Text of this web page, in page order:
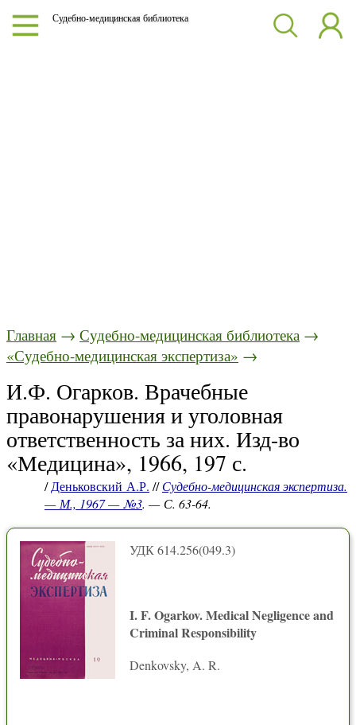
Судебно-медицинская библиотека
Главная → Судебно-медицинская библиотека →
«Судебно-медицинская экспертиза» →
И.Ф. Огарков. Врачебные
правонарушения и уголовная
ответственность за них. Изд-во
«Медицина», 1966, 197 с.
/Деньковский А.Р. //Судебно-медицинская экспертиза.
— М., 1967 — №3. — С. 63-64.
УДК 614.256(049.3)
I. F. Ogarkov. Medical Negligence and
Criminal Responsibility
Denkovsky, A. R.